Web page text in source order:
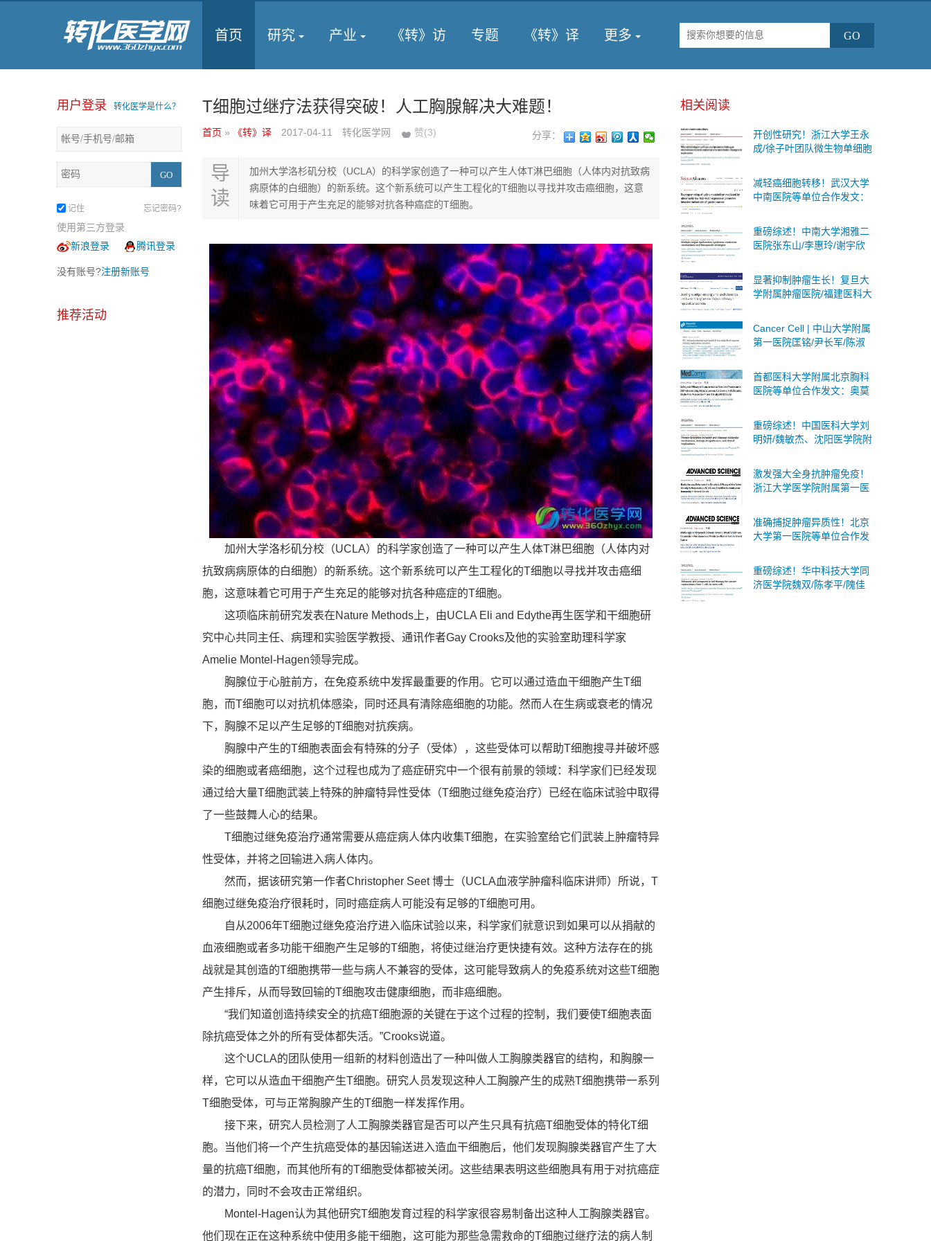
首页 研究 产业 《转》访 专题 《转》译 更多
用户登录 转化医学是什么？
记住 忘记密码?
使用第三方登录
新浪登录
腾讯登录
没有账号?注册新账号
推荐活动
T细胞过继疗法获得突破！人工胸腺解决大难题！
首页 » 《转》译 2017-04-11 转化医学网 赞(3) 分享：
导
读
加州大学洛杉矶分校（UCLA）的科学家创造了一种可以产生人体T淋巴细胞（人体内对抗致病
病原体的白细胞）的新系统。这个新系统可以产生工程化的T细胞以寻找并攻击癌细胞，这意
味着它可用于产生充足的能够对抗各种癌症的T细胞。
加州大学洛杉矶分校（UCLA）的科学家创造了一种可以产生人体T淋巴细胞（人体内对
抗致病病原体的白细胞）的新系统。这个新系统可以产生工程化的T细胞以寻找并攻击癌细
胞，这意味着它可用于产生充足的能够对抗各种癌症的T细胞。
这项临床前研究发表在Nature Methods上，由UCLA Eli and Edythe再生医学和干细胞研
究中心共同主任、病理和实验医学教授、通讯作者Gay Crooks及他的实验室助理科学家
Amelie Montel-Hagen领导完成。
胸腺位于心脏前方，在免疫系统中发挥最重要的作用。它可以通过造血干细胞产生T细
胞，而T细胞可以对抗机体感染，同时还具有清除癌细胞的功能。然而人在生病或衰老的情况
下，胸腺不足以产生足够的T细胞对抗疾病。
胸腺中产生的T细胞表面会有特殊的分子（受体），这些受体可以帮助T细胞搜寻并破坏感
染的细胞或者癌细胞，这个过程也成为了癌症研究中一个很有前景的领域：科学家们已经发现
通过给大量T细胞武装上特殊的肿瘤特异性受体（T细胞过继免疫治疗）已经在临床试验中取得
了一些鼓舞人心的结果。
T细胞过继免疫治疗通常需要从癌症病人体内收集T细胞，在实验室给它们武装上肿瘤特异
性受体，并将之回输进入病人体内。
然而，据该研究第一作者Christopher Seet 博士（UCLA血液学肿瘤科临床讲师）所说，T
细胞过继免疫治疗很耗时，同时癌症病人可能没有足够的T细胞可用。
自从2006年T细胞过继免疫治疗进入临床试验以来，科学家们就意识到如果可以从捐献的
血液细胞或者多功能干细胞产生足够的T细胞，将使过继治疗更快捷有效。这种方法存在的挑
战就是其创造的T细胞携带一些与病人不兼容的受体，这可能导致病人的免疫系统对这些T细胞
产生排斥，从而导致回输的T细胞攻击健康细胞，而非癌细胞。
“我们知道创造持续安全的抗癌T细胞源的关键在于这个过程的控制，我们要使T细胞表面
除抗癌受体之外的所有受体都失活。”Crooks说道。
这个UCLA的团队使用一组新的材料创造出了一种叫做人工胸腺类器官的结构，和胸腺一
样，它可以从造血干细胞产生T细胞。研究人员发现这种人工胸腺产生的成熟T细胞携带一系列
T细胞受体，可与正常胸腺产生的T细胞一样发挥作用。
接下来，研究人员检测了人工胸腺类器官是否可以产生只具有抗癌T细胞受体的特化T细
胞。当他们将一个产生抗癌受体的基因输送进入造血干细胞后，他们发现胸腺类器官产生了大
量的抗癌T细胞，而其他所有的T细胞受体都被关闭。这些结果表明这些细胞具有用于对抗癌症
的潜力，同时不会攻击正常组织。
Montel-Hagen认为其他研究T细胞发育过程的科学家很容易制备出这种人工胸腺类器官。
他们现在正在这种系统中使用多能干细胞，这可能为那些急需救命的T细胞过继疗法的病人制
相关阅读
开创性研究！浙江大学王永
成/徐子叶团队微生物单细胞
差异”与糖尿病代谢变化的内
在联系
减轻癌细胞转移！武汉大学
中南医院等单位合作发文：
策略
重磅综述！中南大学湘雅二
医院张东山/李惠玲/谢宇欣
碍综合征：分子机制与治疗
策略
显著抑制肿瘤生长！复旦大
学附属肿瘤医院/福建医科大
治疗的潜在靶点
Cancer Cell | 中山大学附属
第一医院匡铭/尹长军/陈淑
激活局部乙肝病毒B细胞应
答
首都医科大学附属北京胸科
医院等单位合作发文：奥莫
的安全性和有效性
重磅综述！中国医科大学刘
明妍/魏敏杰、沈阳医学院附
述蛋白质乳酸化：分子机
制、生物学意义及临床意义
激发强大全身抗肿瘤免疫！
浙江大学医学院附属第一医
疗联合疗法
准确捕捉肿瘤异质性！北京
大学第一医院等单位合作发
生物库
重磅综述！华中科技大学同
济医学院魏双/陈孝平/隗佳